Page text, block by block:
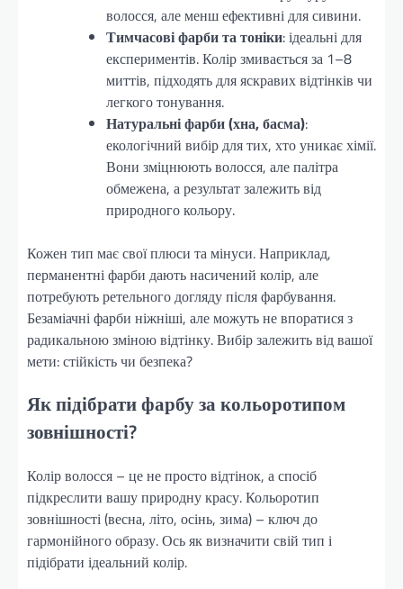
волосся, але менш ефективні для сивини.
Тимчасові фарби та тоніки: ідеальні для
експериментів. Колір змивається за 1–8
миттів, підходять для яскравих відтінків чи
легкого тонування.
Натуральні фарби (хна, басма):
екологічний вибір для тих, хто уникає хімії.
Вони зміцнюють волосся, але палітра
обмежена, а результат залежить від
природного кольору.
Кожен тип має свої плюси та мінуси. Наприклад,
перманентні фарби дають насичений колір, але
потребують ретельного догляду після фарбування.
Безаміачні фарби ніжніші, але можуть не впоратися з
радикальною зміною відтінку. Вибір залежить від вашої
мети: стійкість чи безпека?
Як підібрати фарбу за кольоротипом
зовнішності?
Колір волосся – це не просто відтінок, а спосіб
підкреслити вашу природну красу. Кольоротип
зовнішності (весна, літо, осінь, зима) – ключ до
гармонійного образу. Ось як визначити свій тип і
підібрати ідеальний колір.